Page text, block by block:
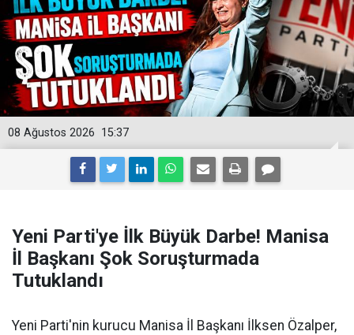
15:37
08 Ağustos 2026
Yeni Parti'ye İlk Büyük Darbe! Manisa
İl Başkanı Şok Soruşturmada
Tutuklandı
Yeni Parti'nin kurucu Manisa İl Başkanı İlksen Özalper,